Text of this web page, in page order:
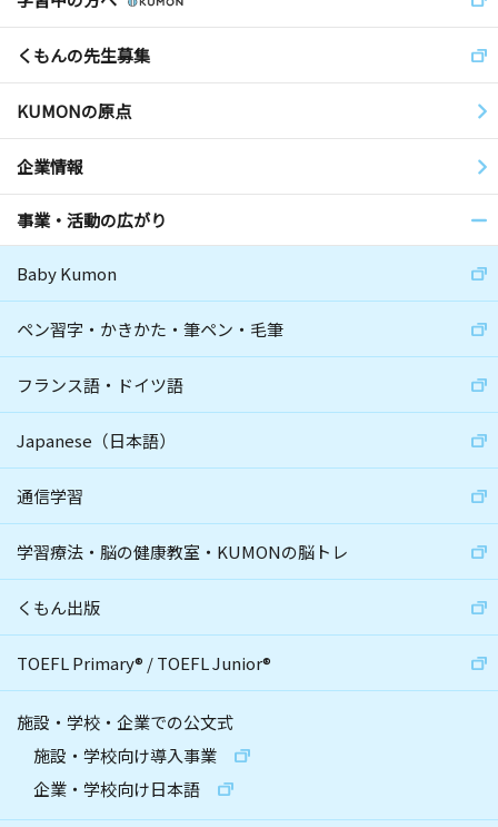
くもんの先生募集
KUMONの原点
企業情報
事業・活動の広がり
Baby Kumon
ペン習字・かきかた・筆ペン・毛筆
フランス語・ドイツ語
Japanese（日本語）
通信学習
学習療法・脳の健康教室・KUMONの脳トレ
くもん出版
TOEFL Primary® /TOEFL Junior®
施設・学校・企業での公文式
施設・学校向け導入事業
企業・学校向け日本語